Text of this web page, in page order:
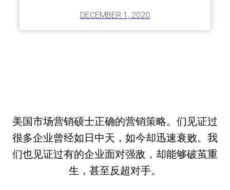
DECEMBER 1, 2020
美国市场营销硕士正确的营销策略。们见证过
很多企业曾经如日中天，如今却迅速衰败。我
们也见证过有的企业面对强敌，却能够破茧重
生，甚至反超对手。